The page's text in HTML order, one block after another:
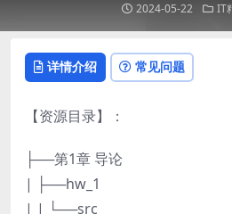
2024-05-22 IT
详情介绍 常见问题
【资源目录】：
├──第1章 导论
| ├──hw_1
| | └──src